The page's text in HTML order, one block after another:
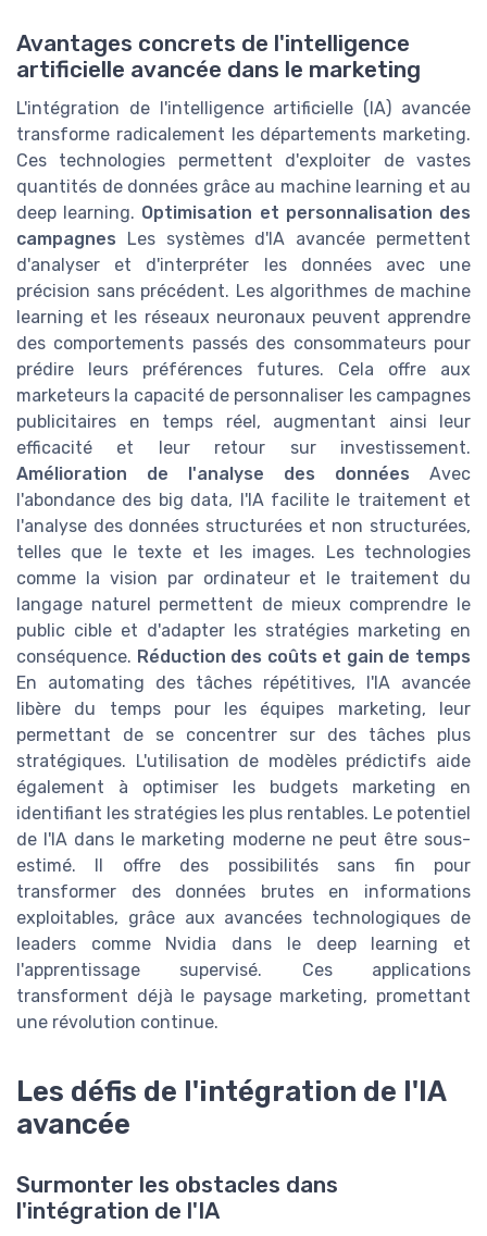
Avantages concrets de l'intelligence
artificielle avancée dans le marketing
L'intégration de l'intelligence artificielle (IA) avancée
transforme radicalement les départements marketing.
Ces technologies permettent d'exploiter de vastes
quantités de données grâce au machine learning et au
deep learning. Optimisation et personnalisation des
campagnes Les systèmes d'IA avancée permettent
d'analyser et d'interpréter les données avec une
précision sans précédent. Les algorithmes de machine
learning et les réseaux neuronaux peuvent apprendre
des comportements passés des consommateurs pour
prédire leurs préférences futures. Cela offre aux
marketeurs la capacité de personnaliser les campagnes
publicitaires en temps réel, augmentant ainsi leur
efficacité et leur retour sur investissement.
Amélioration de l'analyse des données Avec
l'abondance des big data, l'IA facilite le traitement et
l'analyse des données structurées et non structurées,
telles que le texte et les images. Les technologies
comme la vision par ordinateur et le traitement du
langage naturel permettent de mieux comprendre le
public cible et d'adapter les stratégies marketing en
conséquence. Réduction des coûts et gain de temps
En automating des tâches répétitives, l'IA avancée
libère du temps pour les équipes marketing, leur
permettant de se concentrer sur des tâches plus
stratégiques. L'utilisation de modèles prédictifs aide
également à optimiser les budgets marketing en
identifiant les stratégies les plus rentables. Le potentiel
de l'IA dans le marketing moderne ne peut être sous-
estimé. Il offre des possibilités sans fin pour
transformer des données brutes en informations
exploitables, grâce aux avancées technologiques de
leaders comme Nvidia dans le deep learning et
l'apprentissage supervisé. Ces applications
transforment déjà le paysage marketing, promettant
une révolution continue.
Les défis de l'intégration de l'IA
avancée
Surmonter les obstacles dans
l'intégration de l'IA